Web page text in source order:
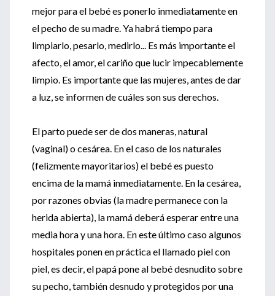
mejor para el bebé es ponerlo inmediatamente en
el pecho de su madre. Ya habrá tiempo para
limpiarlo, pesarlo, medirlo... Es más importante el
afecto, el amor, el cariño que lucir impecablemente
limpio. Es importante que las mujeres, antes de dar
a luz, se informen de cuáles son sus derechos.
El parto puede ser de dos maneras, natural
(vaginal) o cesárea. En el caso de los naturales
(felizmente mayoritarios) el bebé es puesto
encima de la mamá inmediatamente. En la cesárea,
por razones obvias (la madre permanece con la
herida abierta), la mamá deberá esperar entre una
media hora y una hora. En este último caso algunos
hospitales ponen en práctica el llamado piel con
piel, es decir, el papá pone al bebé desnudito sobre
su pecho, también desnudo y protegidos por una